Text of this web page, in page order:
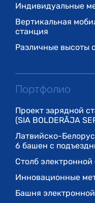
Индивидуальные
Вертикальная
станция
Различные высоты
Портфолио
Проект зарядной
(SIA BOLDERĀJA
Латвийско-
6 башен с
Cтолб электронной
Инновационные
Башня